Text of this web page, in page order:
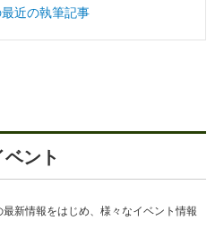
近の執筆記事
ベント
最新情報をはじめ、様々なイベント情報